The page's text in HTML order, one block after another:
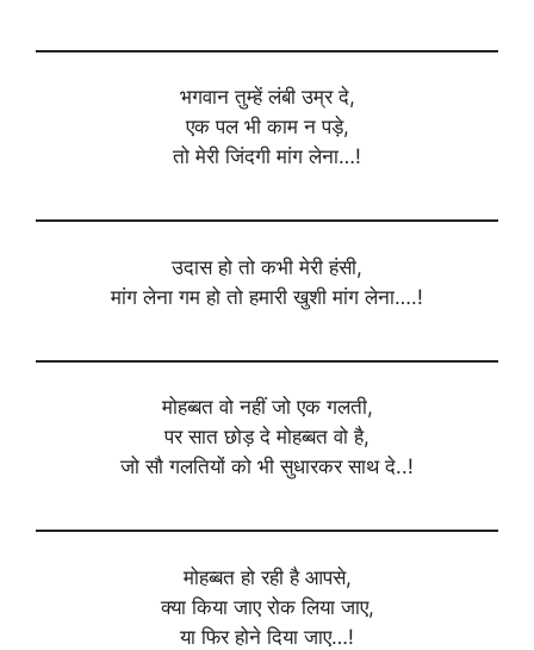
भगवान तुम्हें लंबी उम्र दे,
एक पल भी काम न पड़े,
तो मेरी जिंदगी मांग लेना…!
उदास हो तो कभी मेरी हंसी,
मांग लेना गम हो तो हमारी खुशी मांग लेना….!
मोहब्बत वो नहीं जो एक गलती,
पर सात छोड़ दे मोहब्बत वो है,
जो सौ गलतियों को भी सुधारकर साथ दे..!
मोहब्बत हो रही है आपसे,
क्या किया जाए रोक लिया जाए,
या फिर होने दिया जाए…!